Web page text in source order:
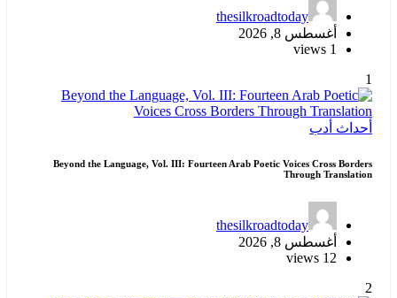
Beyond the Language, Vol. III: Fourteen